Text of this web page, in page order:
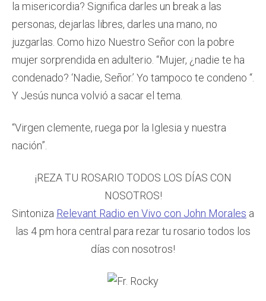
la misericordia? Significa darles un break a las
personas, dejarlas libres, darles una mano, no
juzgarlas. Como hizo Nuestro Señor con la pobre
mujer sorprendida en adulterio. “Mujer, ¿nadie te ha
condenado? ‘Nadie, Señor.’ Yo tampoco te condeno “.
Y Jesús nunca volvió a sacar el tema.
“Virgen clemente, ruega por la Iglesia y nuestra
nación”.
¡REZA TU ROSARIO TODOS LOS DÍAS CON
NOSOTROS!
Sintoniza Relevant Radio en Vivo con John Morales a
las 4 pm hora central para rezar tu rosario todos los
días con nosotros!